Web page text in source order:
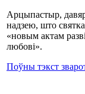
Арцыпастыр,
надзею, што
«новым актам
любові».
Поўны тэкст